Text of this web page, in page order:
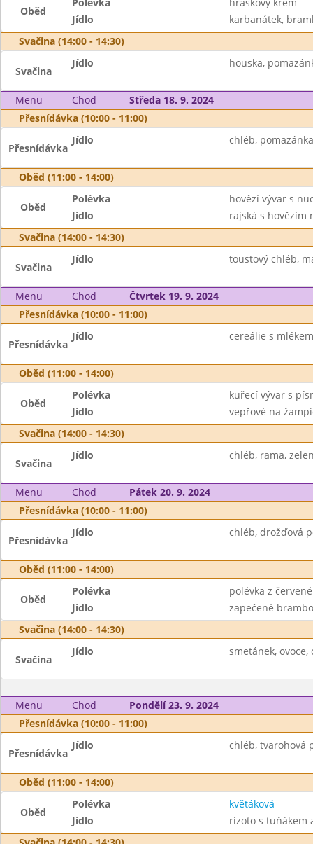
Oběd
Jídlo
karbanátek,
Svačina (14:00 - 14:30)
Svačina
Jídlo houska,
Menu Chod
Středa 18. 9. 2024
Přesnídávka (10:00 - 11:00)
Přesnídávka
Jídlo chléb,
Oběd (11:00 - 14:00)
Oběd
Polévka
hovězí vývar s
Jídlo
rajská s hovězím
Svačina (14:00 - 14:30)
Svačina
Jídlo toustový chléb,
Menu Chod
Čtvrtek 19. 9. 2024
Přesnídávka (10:00 - 11:00)
Přesnídávka
Jídlo cereálie s
Oběd (11:00 - 14:00)
Oběd
Polévka
kuřecí vývar s
Jídlo
vepřové na
Svačina (14:00 - 14:30)
Svačina
Jídlo chléb, rama,
Menu Chod
Pátek 20. 9. 2024
Přesnídávka (10:00 - 11:00)
Přesnídávka
Jídlo chléb, drožďová
Oběd (11:00 - 14:00)
Oběd
Polévka
polévka z
Jídlo
zapečené
Svačina (14:00 - 14:30)
Svačina
Jídlo smetánek, ovoce,
Menu Chod
Pondělí 23. 9. 2024
Přesnídávka (10:00 - 11:00)
Přesnídávka
Jídlo chléb, tvarohová
Oběd (11:00 - 14:00)
Oběd
Polévka
květáková
Jídlo
rizoto s tuňákem